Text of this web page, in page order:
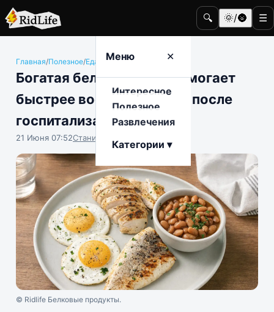
🔍 🌞/🌚 ☰
Меню ✕
Интересное
Полезное
Развлечения
Категории ▾
Главная/Полезное/Еда и гастрономия
Богатая белком диета помогает
быстрее восстановиться после
госпитализации
21 Июня 07:52Станислав Тимонов
© Ridlife Белковые продукты.